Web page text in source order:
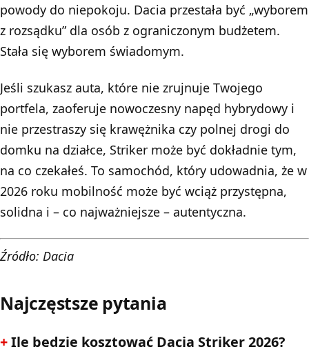
powody do niepokoju. Dacia przestała być „wyborem
z rozsądku” dla osób z ograniczonym budżetem.
Stała się wyborem świadomym.
Jeśli szukasz auta, które nie zrujnuje Twojego
portfela, zaoferuje nowoczesny napęd hybrydowy i
nie przestraszy się krawężnika czy polnej drogi do
domku na działce, Striker może być dokładnie tym,
na co czekałeś. To samochód, który udowadnia, że w
2026 roku mobilność może być wciąż przystępna,
solidna i – co najważniejsze – autentyczna.
Źródło: Dacia
Najczęstsze pytania
Ile będzie kosztować Dacia Striker 2026?